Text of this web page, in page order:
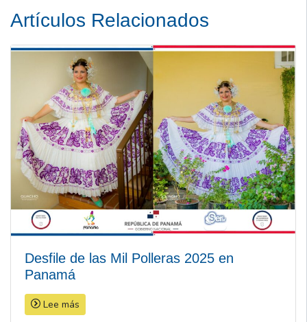
Artículos Relacionados
Desfile de las Mil Polleras 2025 en
Panamá
Lee más